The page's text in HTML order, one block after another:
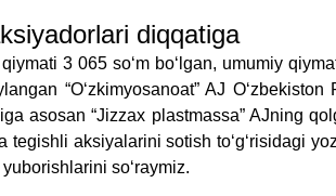
diqqatiga
3 065 so‘m bo‘lgan, umumiy
“O‘zkimyosanoat” AJ
asosan “Jizzax plastmassa” AJning
aksiyalarini sotish to‘g‘risidagi
so‘raymiz.